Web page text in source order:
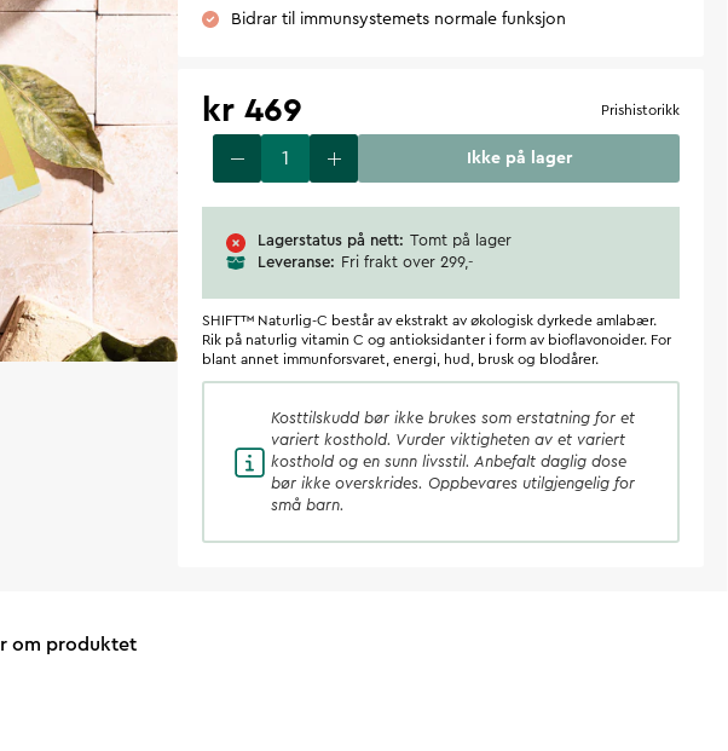
Bidrar til immunsystemets normale funksjon
kr 469 Prishistorikk
Ikke på lager
Lagerstatus på nett
Tomt på lager
Leveranse
Fri frakt over 299,-
SHIFT™ Naturlig-C består av ekstrakt av økologisk dyrkede amlabær.
Rik på naturlig vitamin C og antioksidanter i form av bioflavonoider. For
blant annet immunforsvaret, energi, hud, brusk og blodårer.
Kosttilskudd bør ikke brukes som erstatning for et
variert kosthold. Vurder viktigheten av et variert
kosthold og en sunn livsstil. Anbefalt daglig dose
bør ikke overskrides. Oppbevares utilgjengelig for
små barn.
om produktet